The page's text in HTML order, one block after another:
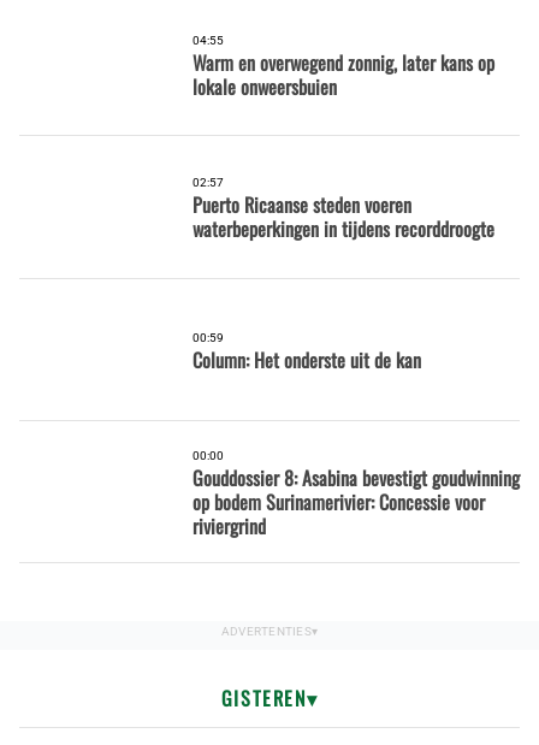
04:55
Warm en overwegend zonnig, later kans op
lokale onweersbuien
02:57
Puerto Ricaanse steden voeren
waterbeperkingen in tijdens recorddroogte
00:59
Column: Het onderste uit de kan
00:00
Gouddossier 8: Asabina bevestigt goudwinning
op bodem Surinamerivier: Concessie voor
riviergrind
GISTEREN